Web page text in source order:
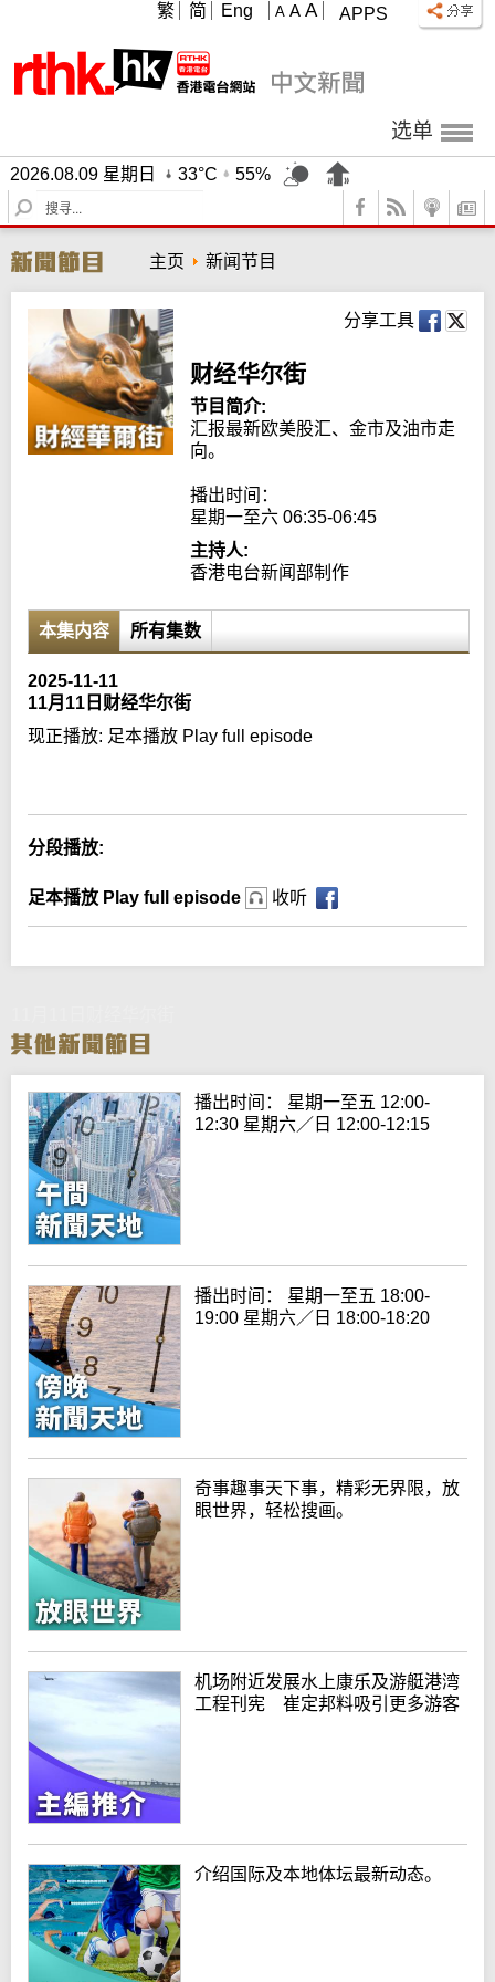
APPS
A A A
繁 简 Eng
选单
2026.08.09 星期日 33°C
55%
S
e
r
c
h
主页 新闻节目
分享工具
财经华尔街
节目简介:
汇报最新欧美股汇、金市及油市走
向。
播出时间：
星期一至六 06:35-06:45
主持人:
香港电台新闻部制作
本集内容 所有集数
2025-11-11
11月11日财经华尔街
现正播放: 足本播放 Play full episode
分段播放:
足本播放 Play full episode 收听
播出时间： 星期一至五 12:00-
12:30 星期六／日 12:00-12:15
播出时间： 星期一至五 18:00-
19:00 星期六／日 18:00-18:20
奇事趣事天下事，精彩无界限，放
眼世界，轻松搜画。
机场附近发展水上康乐及游艇港湾
工程刊宪 崔定邦料吸引更多游客
介绍国际及本地体坛最新动态。